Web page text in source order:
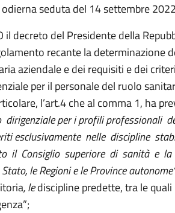
seduta del 14 settembre
il decreto del Presidente della
recante la determinazione
aziendale e dei requisiti e dei
per il personale del ruolo
l’art.4 che al comma 1, ha
dirigenziale per i profili
esclusivamente nelle discipline
il Consiglio superiore di sanità e la
le Regioni e le Province
, lediscipline predette, tra le quali